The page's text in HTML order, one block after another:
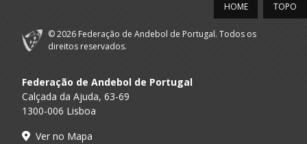
TOPO
HOME
© 2026 Federação de Andebol de Portugal. Todos os
direitos reservados.
Federação de Andebol de Portugal
Calçada da Ajuda, 63-69
1300-006 Lisboa
Ver no Mapa